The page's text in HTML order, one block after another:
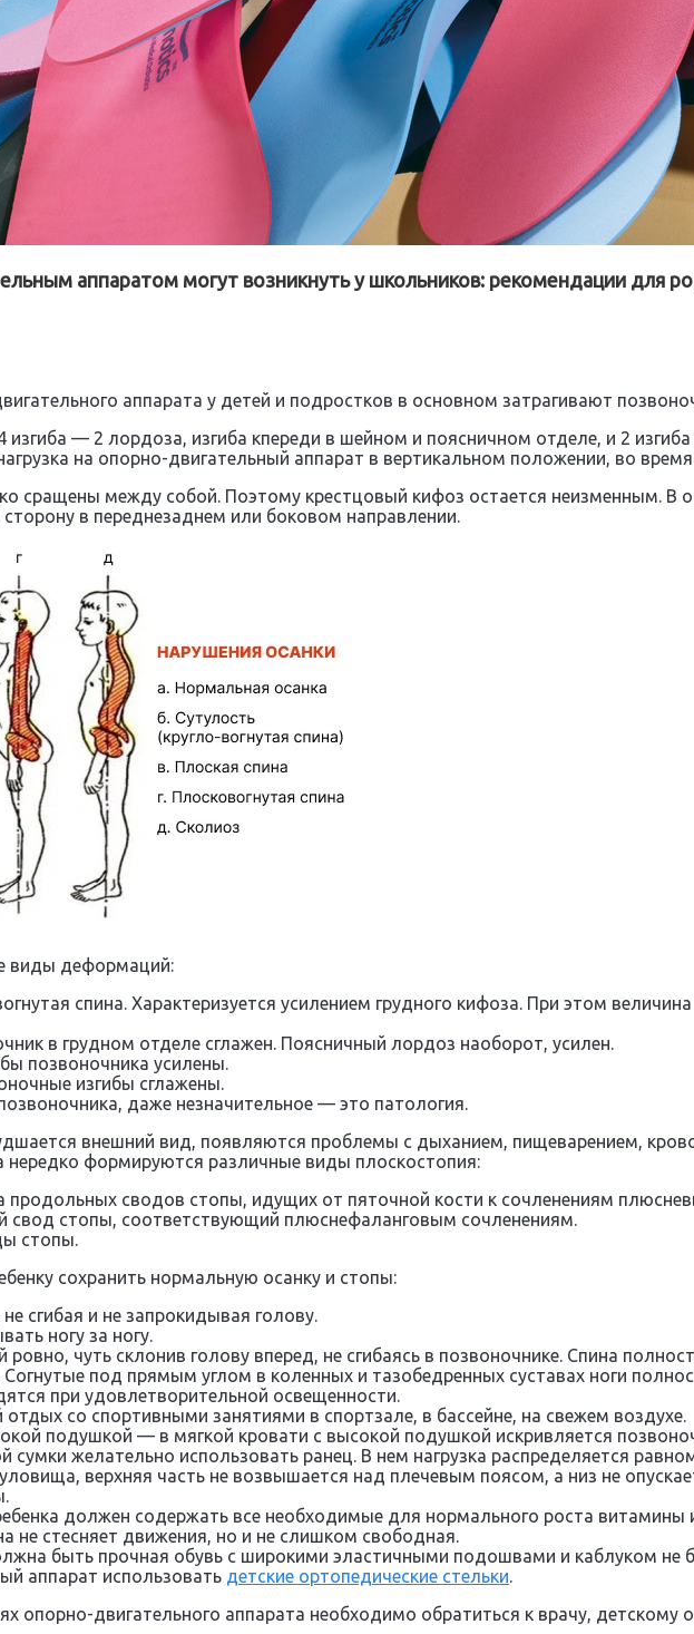
аппаратом могут возникнуть у школьников: рекомендации для
аппарата у детей и подростков в основном затрагивают
— 2 лордоза, изгиба кпереди в шейном и поясничном отделе, и 2
на опорно-двигательный аппарат в вертикальном положении, во
сращены между собой. Поэтому крестцовый кифоз остается неизменным. В
в переднезаднем или боковом направлении.
виды деформаций:
спина. Характеризуется усилением грудного кифоза. При этом
в грудном отделе сглажен. Поясничный лордоз наоборот, усилен.
позвоночника усилены.
изгибы сглажены.
даже незначительное — это патология.
внешний вид, появляются проблемы с дыханием, пищеварением,
нередко формируются различные виды плоскостопия:
сводов стопы, идущих от пяточной кости к сочленениям
свод стопы, соответствующий плюснефаланговым сочленениям.
стопы.
сохранить нормальную осанку и стопы:
сгибая и не запрокидывая голову.
ногу за ногу.
чуть склонив голову вперед, не сгибаясь в позвоночнике. Спина
Согнутые под прямым углом в коленных и тазобедренных суставах ноги
при удовлетворительной освещенности.
со спортивными занятиями в спортзале, в бассейне, на свежем воздухе.
подушкой — в мягкой кровати с высокой подушкой искривляется
сумки желательно использовать ранец. В нем нагрузка распределяется
верхняя часть не возвышается над плечевым поясом, а низ не
должен содержать все необходимые для нормального роста витамины
не стесняет движения, но и не слишком свободная.
быть прочная обувь с широкими эластичными подошвами и каблуком не
аппарат использовать детские ортопедические стельки
двигательного аппарата необходимо обратиться к врачу, детскому